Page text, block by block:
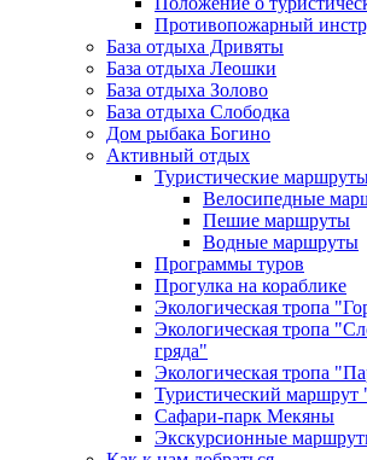
Противопожарный
База отдыха Дривяты
База отдыха Леошки
База отдыха Золово
База отдыха Слободка
Дом рыбака Богино
Активный отдых
Туристические
Велосипедные
Пешие маршруты
Водные маршруты
Программы туров
Прогулка на кораблике
Экологическая тропа
Экологическая тропа
гряда"
Экологическая тропа
Туристический маршрут
Сафари-парк Мекяны
Экскурсионные